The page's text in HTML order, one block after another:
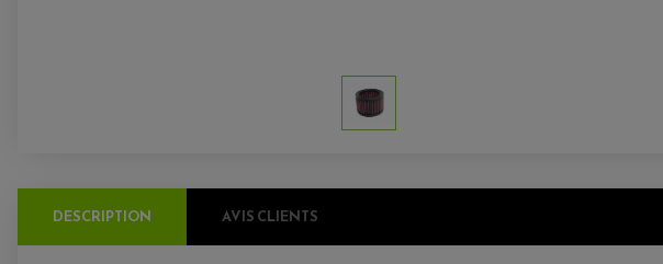
DESCRIPTION AVIS CLIENTS